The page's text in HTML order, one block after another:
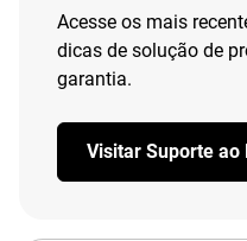
Acesse os mais
dicas de solução de
garantia.
Visitar Suporte ao